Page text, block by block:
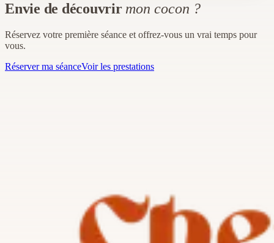
Envie de découvrir mon cocon ?
Réservez votre première séance et offrez-vous un vrai temps pour
vous.
Réserver ma séanceVoir les prestations